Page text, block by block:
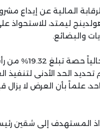
المالية عن إيداع
والبضائع.
علماً بأن العرض لا يزال
المستهدف إلى شقين